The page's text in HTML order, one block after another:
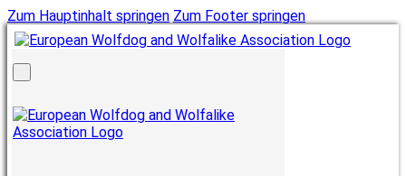
Zum Hauptinhalt springen Zum Footer springen